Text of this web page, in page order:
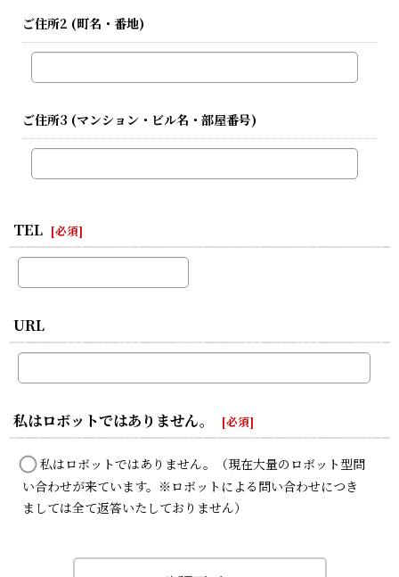
ご住所2 (町名・番地)
ご住所3 (マンション・ビル名・部屋番号)
TEL [必須]
URL
私はロボットではありません。 [必須]
私はロボットではありません。（現在大量のロボット型問
い合わせが来ています。※ロボットによる問い合わせにつき
ましては全て返答いたしておりません）